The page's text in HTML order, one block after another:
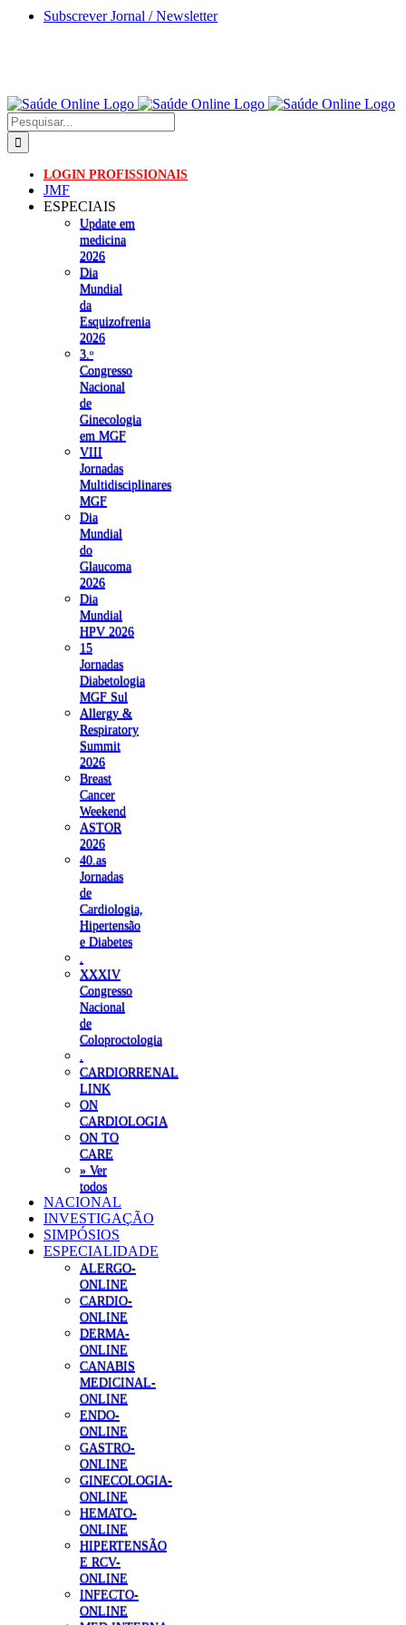
Skip
Subscrever Jornal / Newsletter
Pesquisar
LOGIN PROFISSIONAIS
JMF
ESPECIAIS
Update em
medicina
2026
Dia
Mundial
da
Esquizofrenia
2026
3.ᵒ
Congresso
Nacional
de
Ginecologia
em MGF
VIII
Jornadas
Multidisciplinares
MGF
Dia
Mundial
do
Glaucoma
2026
Dia
Mundial
HPV 2026
15
Jornadas
Diabetologia
MGF Sul
Allergy &
Respiratory
Summit
2026
Breast
Cancer
Weekend
ASTOR
2026
40.as
Jornadas
de
Cardiologia,
Hipertensão
e Diabetes
XXXIV
Congresso
Nacional
de
Coloproctologia
CARDIORRENAL
LINK
ON
CARDIOLOGIA
ON TO
CARE
» Ver
todos
NACIONAL
INVESTIGAÇÃO
SIMPÓSIOS
ESPECIALIDADE
ALERGO-
ONLINE
CARDIO-
ONLINE
DERMA-
ONLINE
CANABIS
MEDICINAL-
ONLINE
ENDO-
ONLINE
GASTRO-
ONLINE
GINECOLOGIA-
ONLINE
HEMATO-
ONLINE
HIPERTENSÃO
E RCV-
ONLINE
INFECTO-
ONLINE